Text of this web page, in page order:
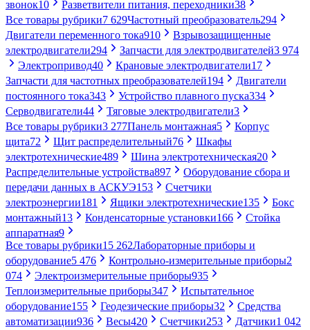
звонок10 Разветвители питания, переходники38
Все товары рубрики7 629Частотный преобразователь294
Двигатели переменного тока910
Взрывозащищенные
электродвигатели294 Запчасти для электродвигателей3 974
Электропривод40 Крановые электродвигатели17
Запчасти для частотных преобразователей194
Двигатели
постоянного тока343 Устройство плавного пуска334
Серводвигатели44 Тяговые электродвигатели3
Все товары рубрики3 277Панель монтажная5
Корпус
щита72 Щит распределительный76
Шкафы
электротехнические489 Шина электротехническая20
Распределительные устройства897
Оборудование сбора и
передачи данных в АСКУЭ153
Счетчики
электроэнергии181 Ящики электротехнические135
Бокс
монтажный13 Конденсаторные установки166
Стойка
аппаратная9
Все товары рубрики15 262Лабораторные приборы и
оборудование5 476 Контрольно-измерительные приборы2
074
Электроизмерительные приборы935
Теплоизмерительные приборы347
Испытательное
оборудование155 Геодезические приборы32
Средства
автоматизации936 Весы420 Счетчики253 Датчики1 042